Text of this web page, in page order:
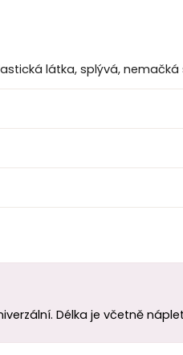
látka, splývá, nemačká
Délka je včetně